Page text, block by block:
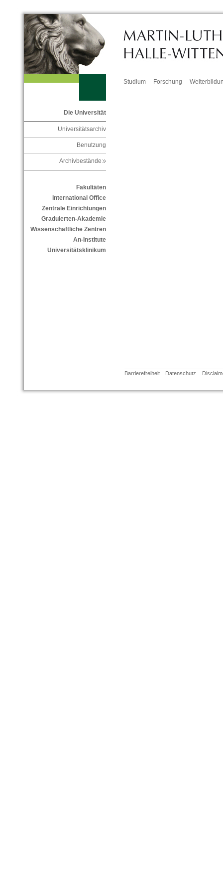
Studium Forschung
Die Universität
Universitätsarchiv
Benutzung
Archivbestände
Fakultäten
International Office
Zentrale Einrichtungen
Graduierten-Akademie
Wissenschaftliche Zentren
An-Institute
Universitätsklinikum
Barrierefreiheit Datenschutz